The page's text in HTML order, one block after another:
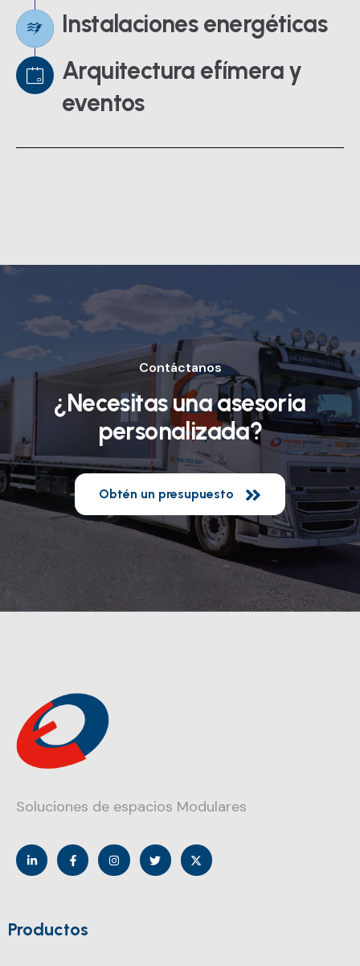
Instalaciones energéticas
Arquitectura efímera y
eventos
Contáctanos
¿Necesitas una asesoria
personalizada?
Obtén un presupuesto
Soluciones de espacios Modulares
Productos